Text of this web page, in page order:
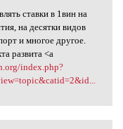
ставки в 1вин на
на десятки видов
и многое другое.
развита <a
index.php?